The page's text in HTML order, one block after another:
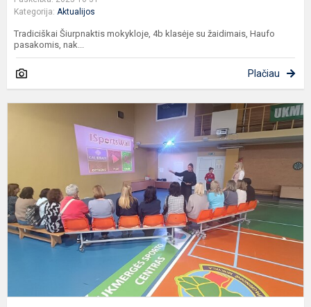
Kategorija: Aktualijos
Tradiciškai Šiurpnaktis mokykloje, 4b klasėje su žaidimais, Haufo
pasakomis, nak...
Plačiau